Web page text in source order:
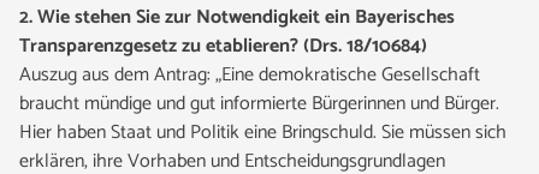
2. Wie stehen Sie zur Notwendigkeit ein Bayerisches
Transparenzgesetz zu etablieren?(Drs. 18/10684)
Auszug aus dem Antrag: „Eine demokratische Gesellschaft
braucht mündige und gut informierte Bürgerinnen und Bürger.
Hier haben Staat und Politik eine Bringschuld. Sie müssen sich
erklären, ihre Vorhaben und Entscheidungsgrundlagen